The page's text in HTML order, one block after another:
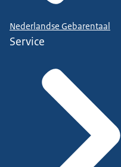
Nederlandse Gebarentaal
Service